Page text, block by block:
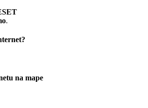
.
na mape